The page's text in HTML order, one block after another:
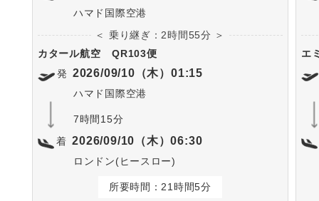
ハマド国際空港
＜ 乗り継ぎ：2時間55分 ＞
カタール航空
QR103便
発 2026/09/10（木）01:15
ハマド国際空港
7時間15分
着 2026/09/10（木）06:30
ロンドン(ヒースロー)
所要時間：21時間5分
エ